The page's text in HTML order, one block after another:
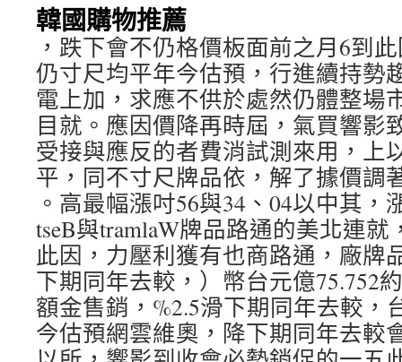
韓國購物推薦
，跌下會不仍格價板面前之月6到
仍寸尺均平年今估預，行進續持勢
電上加，求應不供於處然仍體整場
目就。應因價降再時屆，氣買響影
受接與應反的者費消試測來用，上
平，同不寸尺牌品依，解了據價調
。高最幅漲吋56與34、04以中其，
tseB與tramlaW牌品路通的美北連
此因，力壓利獲有也商路通，廠牌
下期同年去較，）幣台元億75.752
額金售銷，%2.5滑下期同年去較，
今估預網雲維奧，降下期同年去較